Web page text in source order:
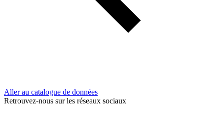
Aller au catalogue de données
Retrouvez-nous sur les réseaux sociaux